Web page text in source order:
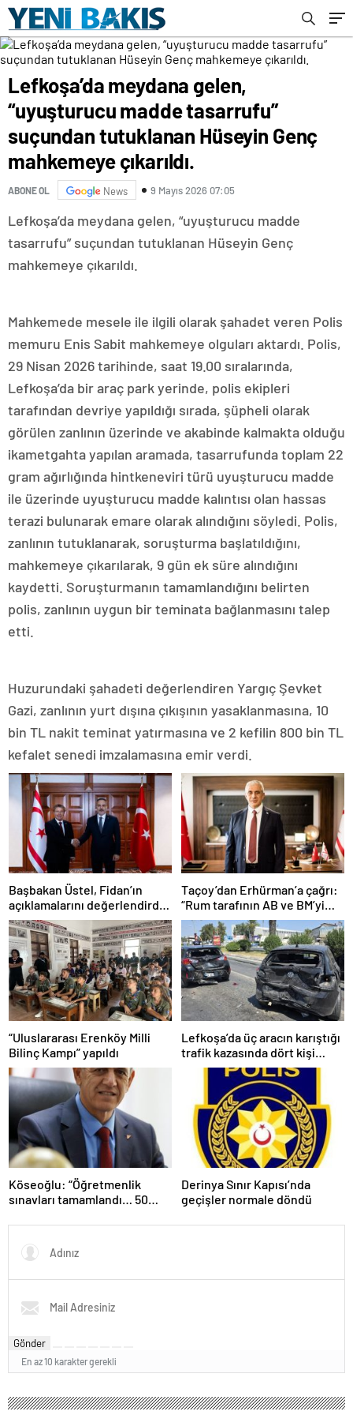
mahkemeye çıkarıldı.
Lefkoşa’da meydana gelen,
“uyuşturucu madde tasarrufu”
suçundan tutuklanan Hüseyin Genç
mahkemeye çıkarıldı.
ABONE OL News 9 Mayıs 2026 07:05
Lefkoşa’da meydana gelen, “uyuşturucu madde
tasarrufu” suçundan tutuklanan Hüseyin Genç
mahkemeye çıkarıldı.
Mahkemede mesele ile ilgili olarak şahadet veren Polis
memuru Enis Sabit mahkemeye olguları aktardı. Polis,
29 Nisan 2026 tarihinde, saat 19.00 sıralarında,
Lefkoşa’da bir araç park yerinde, polis ekipleri
tarafından devriye yapıldığı sırada, şüpheli olarak
görülen zanlının üzerinde ve akabinde kalmakta olduğu
ikametgahta yapılan aramada, tasarrufunda toplam 22
gram ağırlığında hintkeneviri türü uyuşturucu madde
ile üzerinde uyuşturucu madde kalıntısı olan hassas
terazi bulunarak emare olarak alındığını söyledi. Polis,
zanlının tutuklanarak, soruşturma başlatıldığını,
mahkemeye çıkarılarak, 9 gün ek süre alındığını
kaydetti. Soruşturmanın tamamlandığını belirten
polis, zanlının uygun bir teminata bağlanmasını talep
etti.
Huzurundaki şahadeti değerlendiren Yargıç Şevket
Gazi, zanlının yurt dışına çıkışının yasaklanmasına, 10
bin TL nakit teminat yatırmasına ve 2 kefilin 800 bin TL
kefalet senedi imzalamasına emir verdi.
Başbakan Üstel, Fidan’ın
açıklamalarını değerlendirdi,
teşekkür etti
Taçoy’dan Erhürman’a çağrı:
“Rum tarafının AB ve BM’yi
kullanarak kurmaya çalıştığı
tezgaha izin vermeyiniz”
“Uluslararası Erenköy Milli
Bilinç Kampı” yapıldı
Lefkoşa’da üç aracın karıştığı
trafik kazasında dört kişi
yaralandı
Köseoğlu: “Öğretmenlik
sınavları tamamlandı… 50
katıldı”
Derinya Sınır Kapısı’nda
geçişler normale döndü
Gönder
En az 10 karakter gerekli